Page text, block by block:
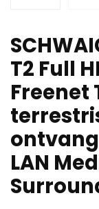
T2 Full
Freenet
LAN